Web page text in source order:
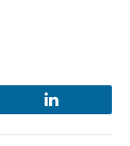
LinkedIn